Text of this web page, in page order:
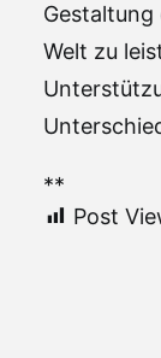
Welt zu
**
Post